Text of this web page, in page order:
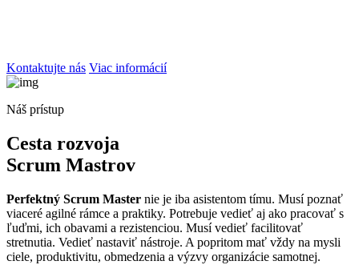
Kontaktujte nás Viac informácií
Náš prístup
Cesta rozvoja
Scrum Mastrov
Perfektný Scrum Master nie je iba asistentom tímu. Musí poznať
viaceré agilné rámce a praktiky. Potrebuje vedieť aj ako pracovať s
ľuďmi, ich obavami a rezistenciou. Musí vedieť facilitovať
stretnutia. Vedieť nastaviť nástroje. A popritom mať vždy na mysli
ciele, produktivitu, obmedzenia a výzvy organizácie samotnej.